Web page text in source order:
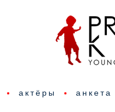
актёры анкета